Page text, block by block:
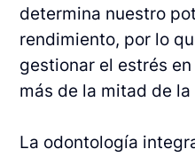
determina nuestro
rendimiento, por lo
gestionar el estrés
más de la mitad de
La odontología